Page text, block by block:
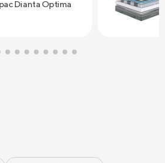
Dianta Optima